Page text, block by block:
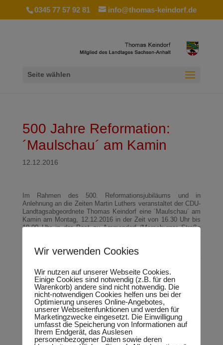
0345 77 57 92 81 info@thomas-keindorf.de
Seite wählen
500 Jahre Reformation:
´Maulschau´ am Kamin
12.12.2016
Im Rahmen des 500. Reformationsjubiläums und in
Anlehnung an die Zeiten Martin Luthers veranstaltet der CDU-
Landtagsabgeordnete Thomas Keindorf eine ´Maulschau´ am
Kamin am Montag, 12.12.2016 in der Zeit von 16.30 Uhr bis
19.00 Uhr in der Post zu Ammendorf (Merseburger Straße
und für den Verzehr stellt die Ammendorfer Imkerei Mathilde
Halle sorgt für den ´guten Ton´.
Neueste Beiträge
Sondervermögen für die Europachaussee richtige
Entscheidung! 30.04.2026
Halle: Erhöhung der Gewerbesteuer ist falsches Signal
Wir verwenden Cookies
Wir nutzen auf unserer Webseite Cookies.
Einige Cookies sind notwendig (z.B. für den
Warenkorb) andere sind nicht notwendig. Die
nicht-notwendigen Cookies helfen uns bei der
Optimierung unseres Online-Angebotes,
unserer Webseitenfunktionen und werden für
Marketingzwecke eingesetzt. Die Einwilligung
umfasst die Speicherung von Informationen auf
Ihrem Endgerät, das Auslesen
personenbezogener Daten sowie deren